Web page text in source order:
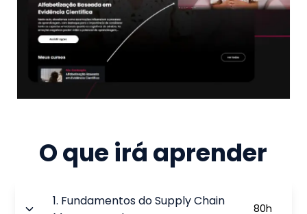
O que irá aprender
1. Fundamentos do Supply Chain
80h